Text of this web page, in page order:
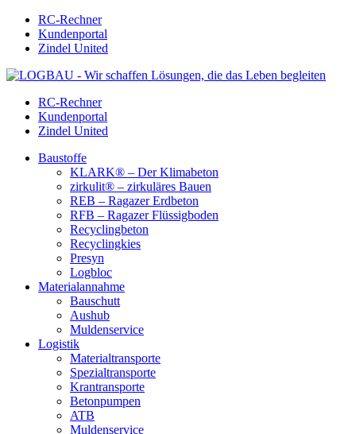
RC-Rechner
Kundenportal
Zindel United
RC-Rechner
Kundenportal
Zindel United
Baustoffe
KLARK® – Der Klimabeton
zirkulit® – zirkuläres Bauen
REB – Ragazer Erdbeton
RFB – Ragazer Flüssigboden
Recyclingbeton
Recyclingkies
Presyn
Logbloc
Materialannahme
Bauschutt
Aushub
Muldenservice
Logistik
Materialtransporte
Spezialtransporte
Krantransporte
Betonpumpen
ATB
Muldenservice